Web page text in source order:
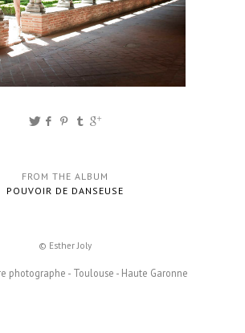
FROM THE ALBUM
POUVOIR DE DANSEUSE
© Esther Joly
photographe - Toulouse - Haute Garonne